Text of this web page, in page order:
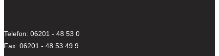
Telefon: 06201 - 48 53 0
Fax: 06201 - 48 53 49 9